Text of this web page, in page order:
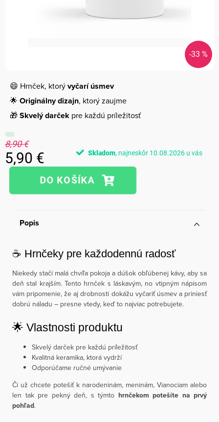
-33 %
😄 Hrnček, ktorývyčarí úsmev
🌟 Originálny dizajn, ktorý zaujme
🎁 Skvelý darček pre každú príležitosť
8,90 €
5,90 €
Jednotková
Skladom 10.08.2026
Popis
☕ Hrnčeky pre každodennú radosť
Niekedy stačí malá chvíľa pokoja a dúšok obľúbenej kávy, aby sa
deň stal krajším. Tento hrnček s láskavým, no vtipným nápisom
vám pripomenie, že aj drobnosti dokážu vyčariť úsmev a priniesť
dobrú náladu – presne vtedy, keď to najviac potrebujete.
🌟 Vlastnosti produktu
Skvelý darček pre každú príležitosť
Kvalitná keramika, ktorá vydrží
Odporúčame ručné umývanie
Či už chcete potešiť k narodeninám, meninám, Vianociam alebo
len tak pre pekný deň, s týmto hrnčekom potešíte na prvý
pohľad.